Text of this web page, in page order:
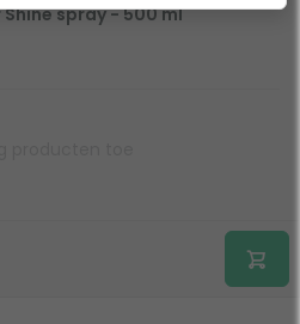
Shine spray - 500 ml